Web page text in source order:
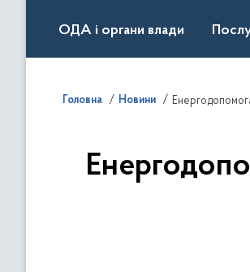
ОДА і органи влади
Головна Новини